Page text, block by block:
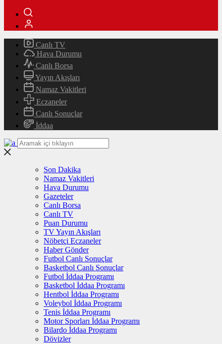
Canlı TV
Hava Durumu
Canlı Borsa
Yayın Akışları
Namaz Vakitleri
Eczaneler
Canlı Sonuçlar
İddaa
Son Dakika
Namaz Vakitleri
Hava Durumu
Gazeteler
Canlı Borsa
Canlı TV
Puan Durumu
TV Yayın Akışları
Nöbetçi Eczaneler
Haber Gönder
Futbol Canlı Sonuçlar
Basketbol Canlı Sonuçlar
Futbol İddaa Programı
Basketbol İddaa Programı
Hentbol İddaa Programı
Voleybol İddaa Programı
Tenis İddaa Programı
Motor Sporları İddaa Programı
Bilardo İddaa Programı
Dövizler